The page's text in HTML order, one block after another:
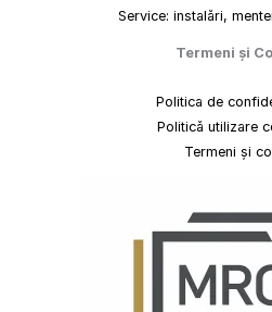
Service: instalări,
Termeni și
Politica de
Politică utilizare
Termeni și